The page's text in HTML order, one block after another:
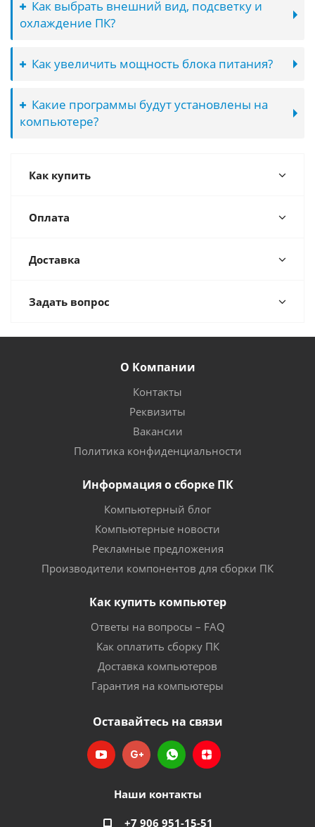
Как выбрать внешний вид, подсветку и
охлаждение ПК?
Как увеличить мощность блока питания?
Какие программы будут установлены на
компьютере?
Как купить
Оплата
Доставка
Задать вопрос
О Компании
Контакты
Реквизиты
Вакансии
Политика конфиденциальности
Информация о сборке ПК
Компьютерный блог
Компьютерные новости
Рекламные предложения
Производители компонентов для сборки ПК
Как купить компьютер
Ответы на вопросы – FAQ
Как оплатить сборку ПК
Доставка компьютеров
Гарантия на компьютеры
Оставайтесь на связи
Наши контакты
+7 906 951-15-51